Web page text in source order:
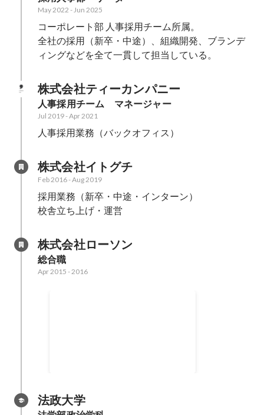
May 2022 - Jun 2025
コーポレート部 人事採用チーム所属。
全社の採用（新卒・中途）、組織開発、ブランデ
ィングなどを全て一貫して担当している。
株式会社ティーカンパニー
人事採用チーム　マネージャー
Jul 2019-Apr 2021
人事採用業務（バックオフィス）
株式会社イトグチ
Feb 2016-Aug 2019
採用業務（新卒・中途・インターン）
校舎立ち上げ・運営
株式会社ローソン
総合職
Apr 2015 - 2016
法政大学